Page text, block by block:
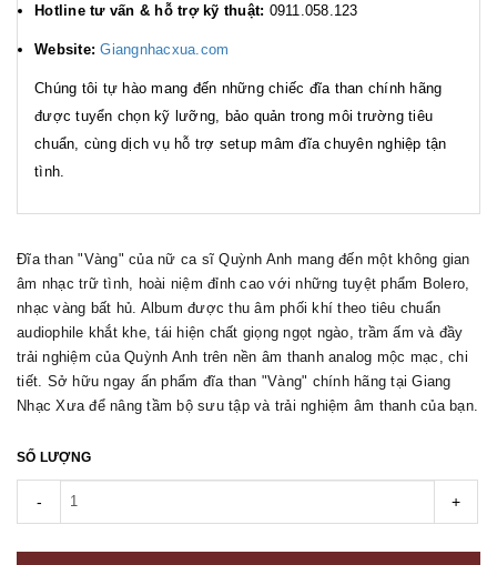
Hotline tư vấn & hỗ trợ kỹ thuật: 0911.058.123
Website: Giangnhacxua.com
Chúng tôi tự hào mang đến những chiếc đĩa than chính hãng
được tuyển chọn kỹ lưỡng, bảo quản trong môi trường tiêu
chuẩn, cùng dịch vụ hỗ trợ setup mâm đĩa chuyên nghiệp tận
tình.
Đĩa than "Vàng" của nữ ca sĩ Quỳnh Anh mang đến một không gian
âm nhạc trữ tình, hoài niệm đỉnh cao với những tuyệt phẩm Bolero,
nhạc vàng bất hủ. Album được thu âm phối khí theo tiêu chuẩn
audiophile khắt khe, tái hiện chất giọng ngọt ngào, trầm ấm và đầy
trải nghiệm của Quỳnh Anh trên nền âm thanh analog mộc mạc, chi
tiết. Sở hữu ngay ấn phẩm đĩa than "Vàng" chính hãng tại Giang
Nhạc Xưa để nâng tầm bộ sưu tập và trải nghiệm âm thanh của bạn.
SỐ LƯỢNG
- +